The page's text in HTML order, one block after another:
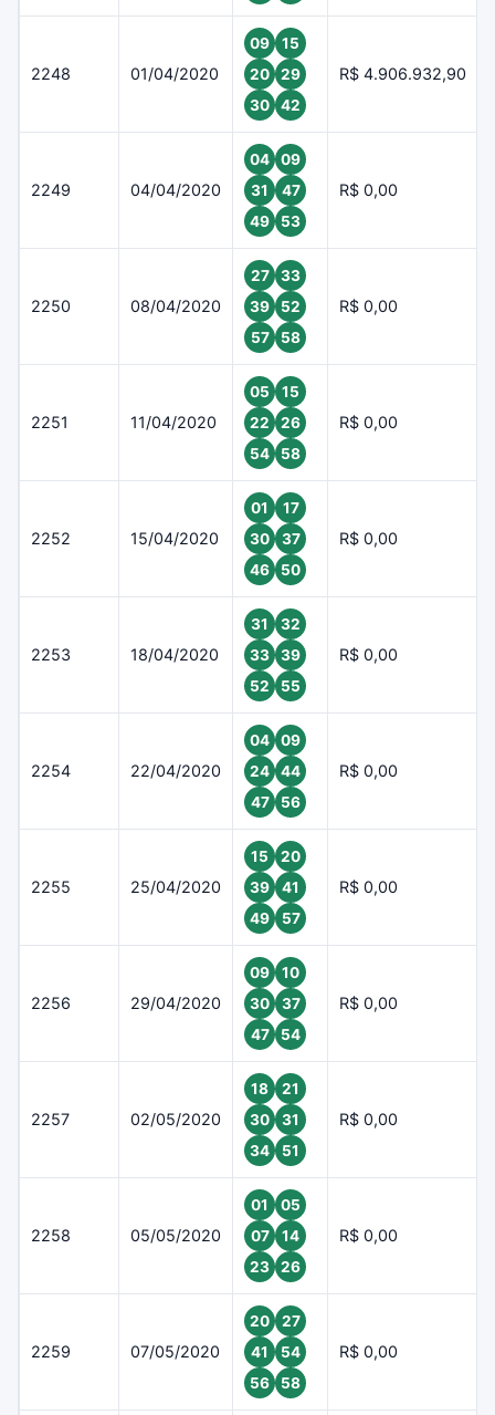
2248 01/04/2020
09
15
20
29
30
42
R$ 4.906.932,90
2249 04/04/2020
04
09
31
47
49
53
R$ 0,00
2250 08/04/2020
27
33
39
52
57
58
R$ 0,00
2251 11/04/2020
05
15
22
26
54
58
R$ 0,00
2252 15/04/2020
01
17
30
37
46
50
R$ 0,00
2253 18/04/2020
31
32
33
39
52
55
R$ 0,00
2254 22/04/2020
04
09
24
44
47
56
R$ 0,00
2255 25/04/2020
15
20
39
41
49
57
R$ 0,00
2256 29/04/2020
09
10
30
37
47
54
R$ 0,00
2257 02/05/2020
18
21
30
31
34
51
R$ 0,00
2258 05/05/2020
01
05
07
14
23
26
R$ 0,00
2259 07/05/2020
20
27
41
54
56
58
R$ 0,00